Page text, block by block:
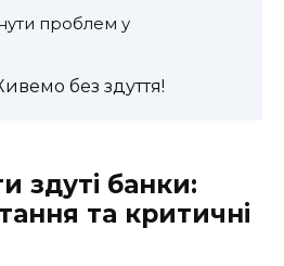
проблем у
без здуття!
здуті банки:
та критичні